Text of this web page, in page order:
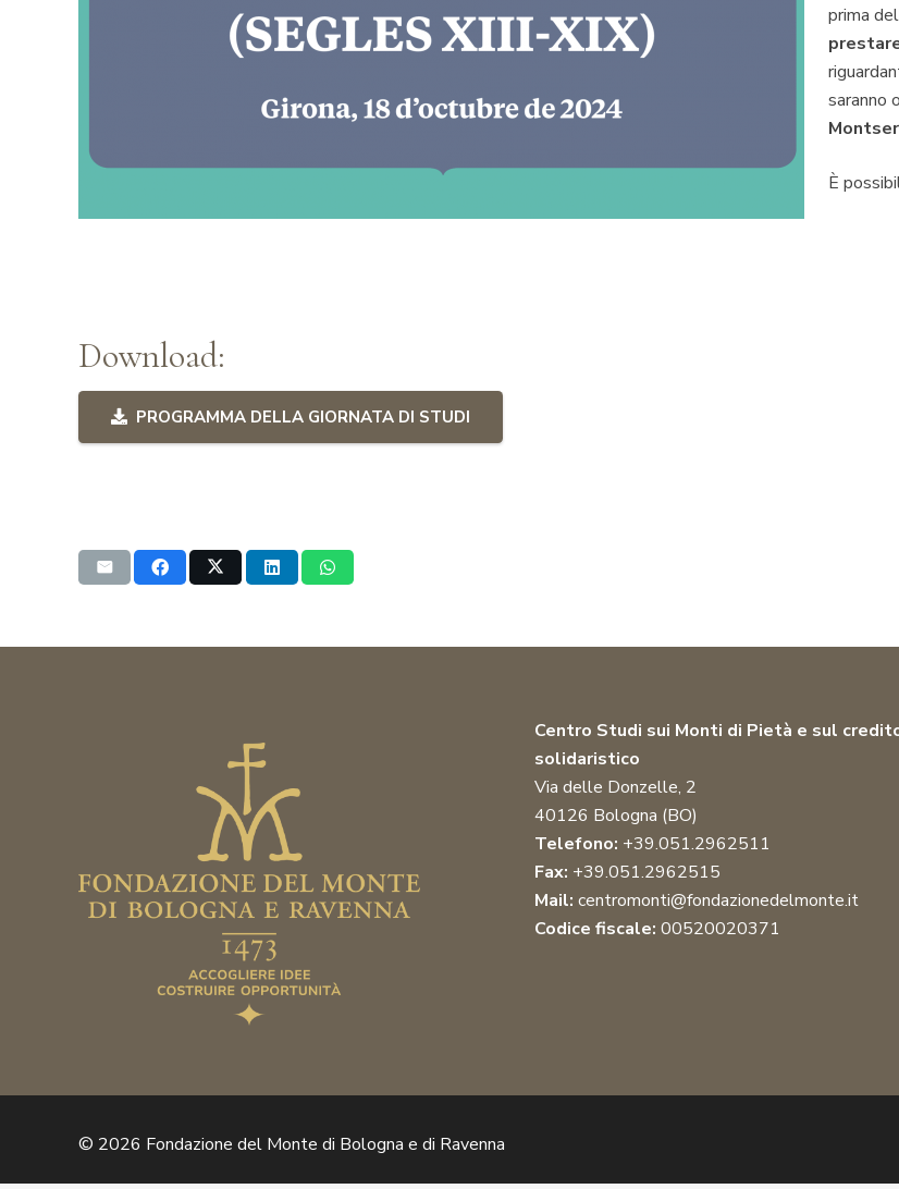
prima
saranno
È
Download:
PROGRAMMA DELLA GIORNATA DI STUDI
Centro Studi sui Monti di Pietà e sul
solidaristico
Via delle Donzelle, 2
40126 Bologna (BO)
Telefono: +39.051.2962511
Fax: +39.051.2962515
Mail: centromonti@fondazionedelmonte.it
Codice fiscale: 00520020371
© 2026 Fondazione del Monte di Bologna e di Ravenna